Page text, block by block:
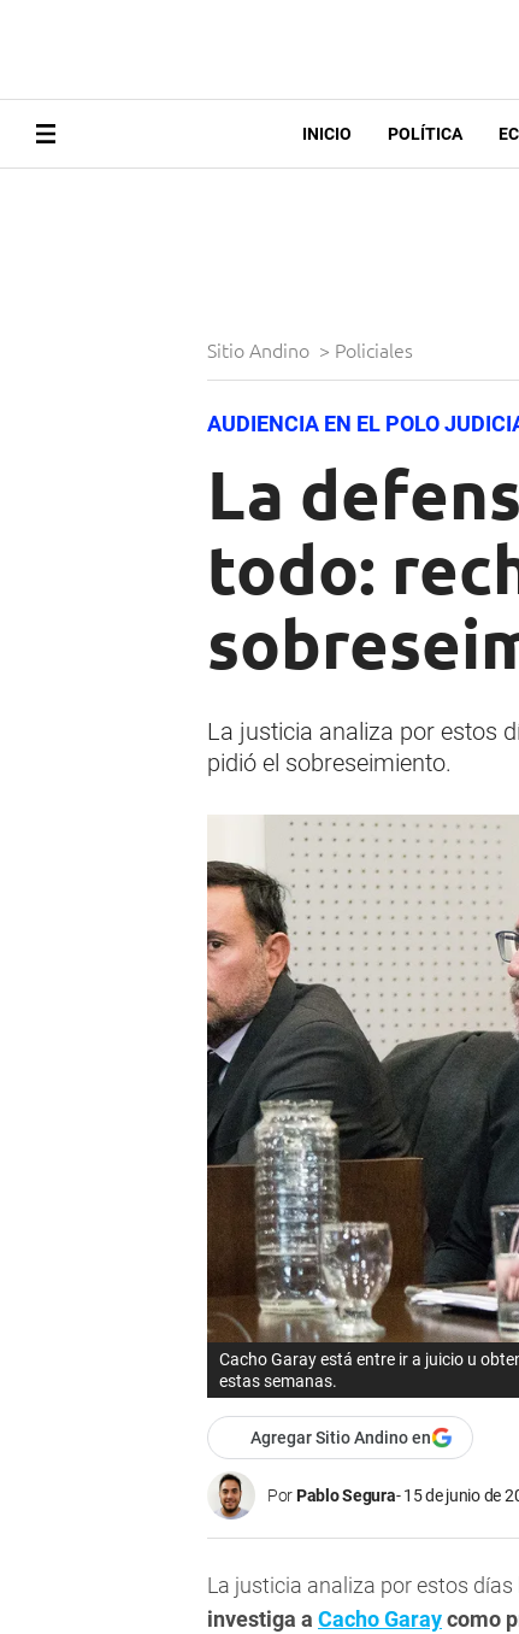
INICIO POLÍTICA
Sitio Andino > Policiales
AUDIENCIA EN EL POLO
La
todo:
La justicia analiza por estos
pidió el sobreseimiento.
Cacho Garay está entre ir a juicio u
estas semanas.
Agregar Sitio Andino en
PorPablo Segura 15 de junio de
La justicia analiza por estos días
investiga a Cacho Garaycomo